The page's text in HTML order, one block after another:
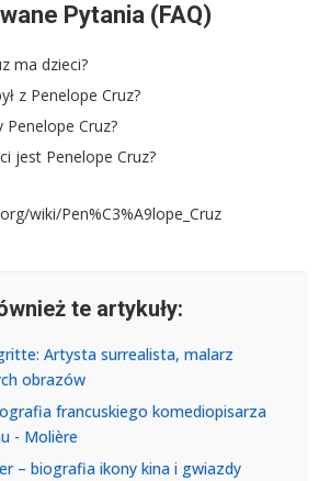
Pytania (FAQ)
ma dzieci?
z Penelope Cruz?
Penelope Cruz?
jest Penelope Cruz?
wiki/Pen%C3%A9lope_Cruz
te artykuły:
Artysta surrealista, malarz
obrazów
francuskiego komediopisarza
- Molière
– biografia ikony kina i gwiazdy